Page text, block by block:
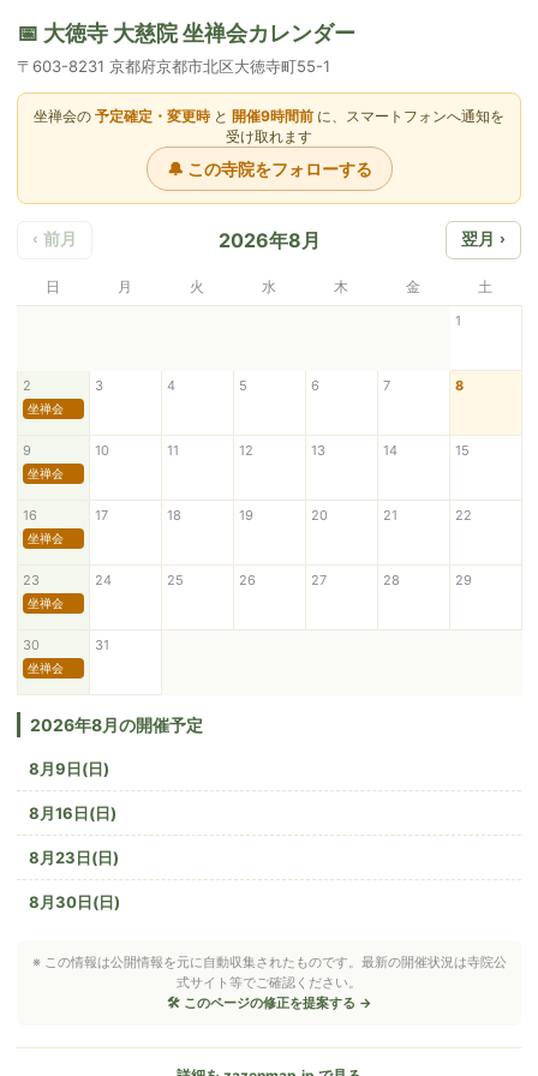
📅 大徳寺 大慈院 坐禅会カレンダー
〒603-8231 京都府京都市北区大徳寺町55-1
坐禅会の 予定確定・変更時と 開催9時間前 に、スマートフォンへ通知を
受け取れます
🔔 この寺院をフォローする
‹ 前月 2026年8月 翌月 ›
日 月 火 水 木 金 土
1
2
坐禅会
3 4 5 6 7 8
9
坐禅会
10 11 12 13 14 15
16
坐禅会
17 18 19 20 21 22
23
坐禅会
24 25 26 27 28 29
30
坐禅会
31
2026年8月の開催予定
8月9日(日)
8月16日(日)
8月23日(日)
8月30日(日)
※ この情報は公開情報を元に自動収集されたものです。最新の開催状況は寺院公
式サイト等でご確認ください。
🛠 このページの修正を提案する →